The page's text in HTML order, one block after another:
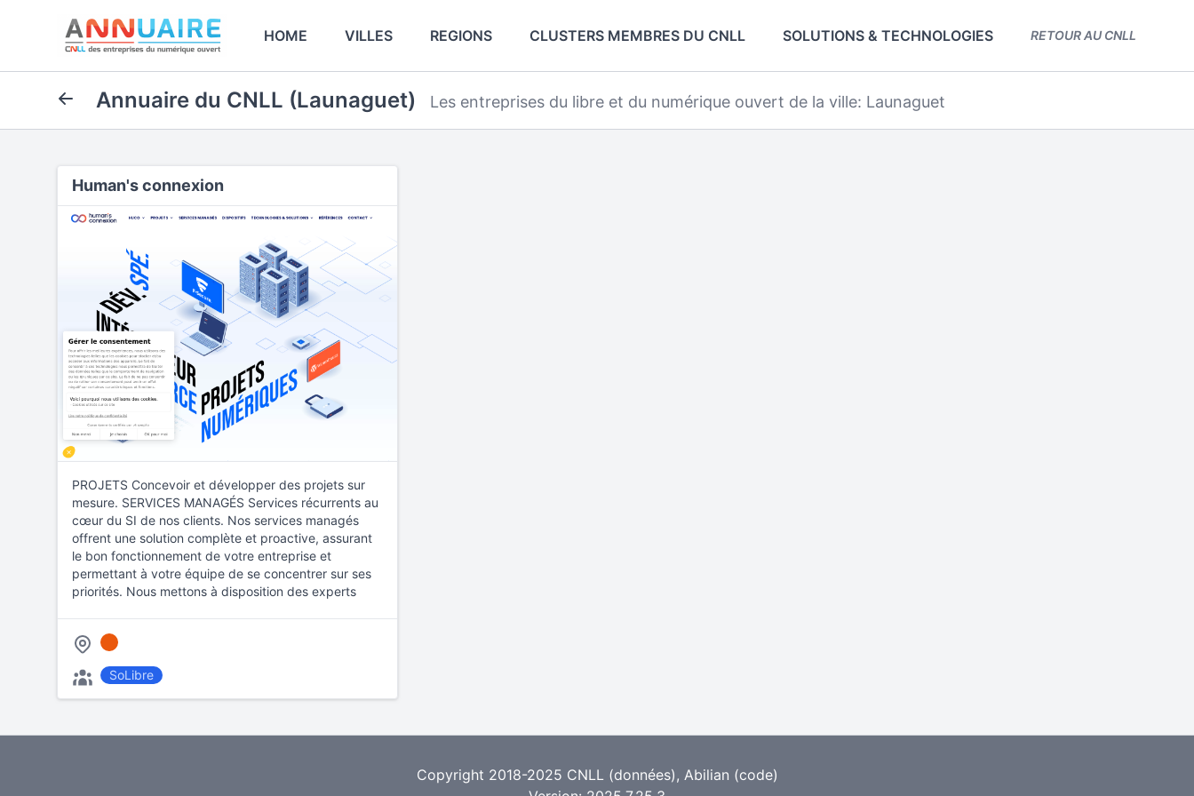
HOME VILLES REGIONS CLUSTERS MEMBRES DU CNLL SOLUTIONS & TECHNOLOGIES RETOUR AU CNLL
Annuaire du CNLL (Launaguet) Les entreprises du libre et du numérique ouvert de la ville: Launaguet
Human's connexion
PROJETS Concevoir et développer des projets sur
mesure. SERVICES MANAGÉS Services récurrents au
cœur du SI de nos clients. Nos services managés
offrent une solution complète et proactive, assurant
le bon fonctionnement de votre entreprise et
permettant à votre équipe de se concentrer sur ses
priorités. Nous mettons à disposition des experts
SoLibre
Copyright 2018-2025 CNLL (données), Abilian (code)